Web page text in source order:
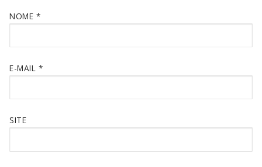
NOME *
E-MAIL *
SITE